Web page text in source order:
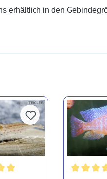
erhältlich in den